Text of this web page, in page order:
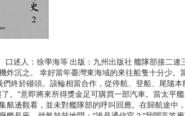
口述人：徐學海等 出版：九州出版社 艦隊部接二
炸沉之。 幸好當年臺灣東海域的來往船隻十分少
終於碰頭。該輪相當合作，從停航、登船、尾隨
。”意即將來所得獎金足可購買一部汽車。當太平
舷邊觀看，並未對艦隊部的呼叫回應。在歸航途中